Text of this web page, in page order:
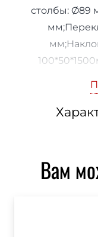
столбы: Ø89
полимерно-
Вам